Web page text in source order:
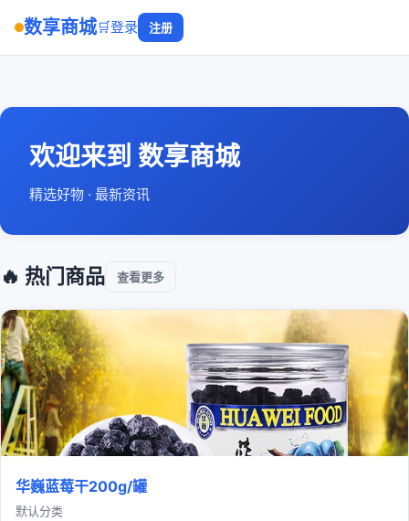
数享商城🛒登录 注册
欢迎来到 数享商城
精选好物 · 最新资讯
🔥 热门商品 查看更多
华巍蓝莓干200g/罐
默认分类